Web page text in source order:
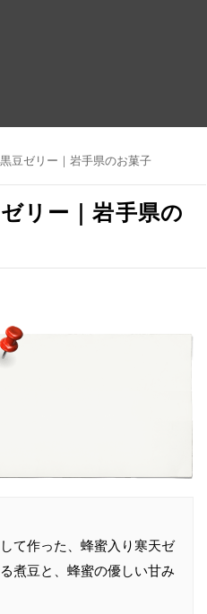
黒豆ゼリー｜岩手県のお菓子
リー｜岩手県の
て作った、蜂蜜入り寒天ゼ
煮豆と、蜂蜜の優しい甘み